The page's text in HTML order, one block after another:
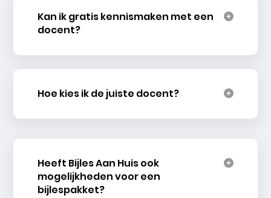
Kan ik gratis kennismaken met een
docent?
Hoe kies ik de juiste docent?
Heeft Bijles Aan Huis ook
mogelijkheden voor een
bijlespakket?